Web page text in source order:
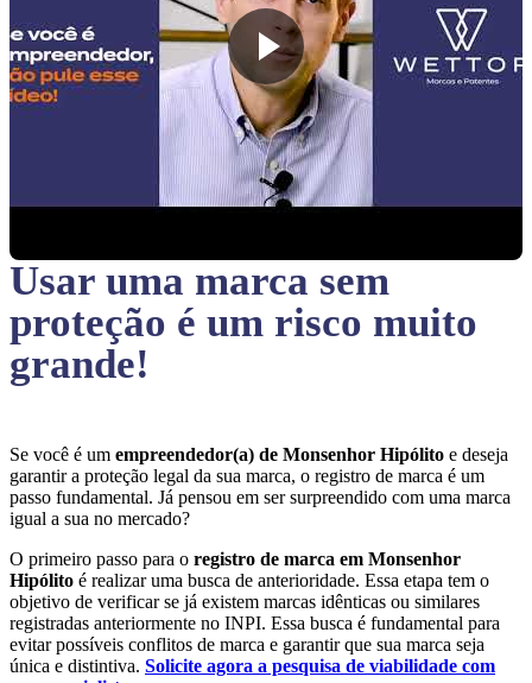
Usar uma marca sem
proteção é um risco muito
grande!
Se você é um empreendedor(a) de Monsenhor Hipólito e deseja
garantir a proteção legal da sua marca, o registro de marca é um
passo fundamental. Já pensou em ser surpreendido com uma marca
igual a sua no mercado?
O primeiro passo para o registro de marca em Monsenhor
Hipólito é realizar uma busca de anterioridade. Essa etapa tem o
objetivo de verificar se já existem marcas idênticas ou similares
registradas anteriormente no INPI. Essa busca é fundamental para
evitar possíveis conflitos de marca e garantir que sua marca seja
única e distintiva. Solicite agora a pesquisa de viabilidade com